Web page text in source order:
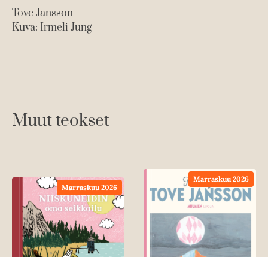
Tove Jansson
Kuva: Irmeli Jung
Muut teokset
Marraskuu 2026
Marraskuu 2026